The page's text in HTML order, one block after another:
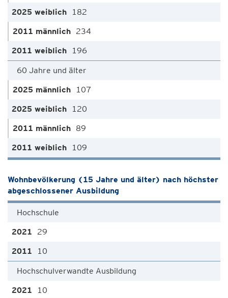
182
234
196
60 Jahre und älter
107
120
89
109
Wohnbevölkerung (15 Jahre und älter) nach höchster
abgeschlossener Ausbildung
Hochschule
29
10
Hochschulverwandte Ausbildung
10